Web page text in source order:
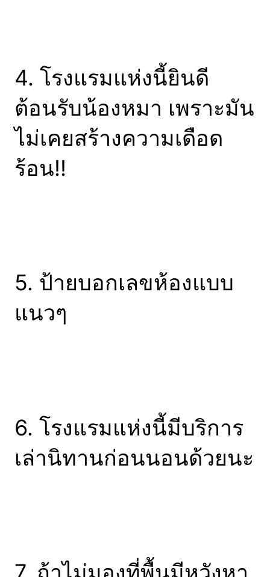
4. โรงแรมแห่งนี้ยินดี
ต้อนรับน้องหมา เพราะมัน
ไม่เคยสร้างความเดือด
ร้อน!!
5. ป้ายบอกเลขห้องแบบ
แนวๆ
6. โรงแรมแห่งนี้มีบริการ
เล่านิทานก่อนนอนด้วยนะ